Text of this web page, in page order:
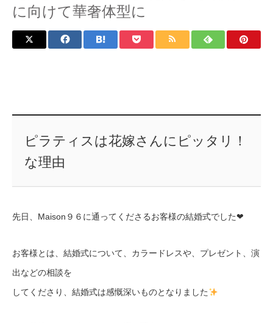
に向けて華奢体型に
ピラティスは花嫁さんにピッタリ！
な理由
先日、Maison９６に通ってくださるお客様の結婚式でした❤︎
お客様とは、結婚式について、カラードレスや、プレゼント、演
出などの相談を
してくださり、結婚式は感慨深いものとなりました